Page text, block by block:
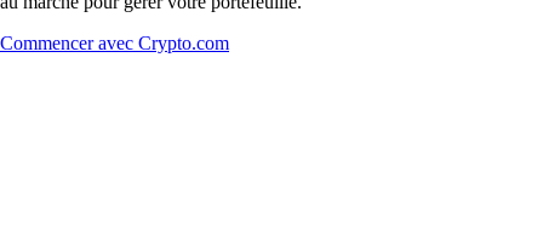
Commencer avec Crypto.com